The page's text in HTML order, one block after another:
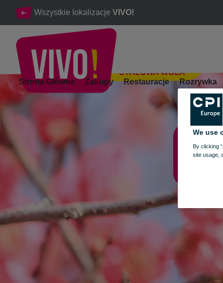
Wszystkie lokalizacje VIVO!
Stalowa Wola
STALOWA WOLA
Strona Główna Zakupy Restauracje Rozrywka
GODZINY OTWARCIA VIVO! STALOWA WOLA W
We use
By clicking
site usage,